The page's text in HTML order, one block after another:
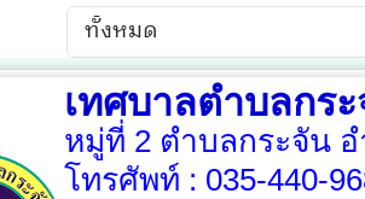
เทศบาลตำบลกร
หมู่ที่ 2 ตำบลกระจัน
โทรศัพท์ : 035-440-